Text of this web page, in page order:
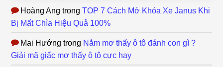
Hoàng Ang trongTOP 7 Cách Mở Khóa Xe Janus Khi
Bị Mất Chìa Hiệu Quả 100%
Mai Hướng trong Nằm mơ thấy ô tô đánh con gì ?
Giải mã giấc mơ thấy ô tô cực hay